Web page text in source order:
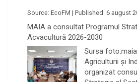
Source: EcoFM | Published: 6 august
MAIA a consultat Programul
Acvacultură 2026-2030
Sursa
Agriculturii și
organizat